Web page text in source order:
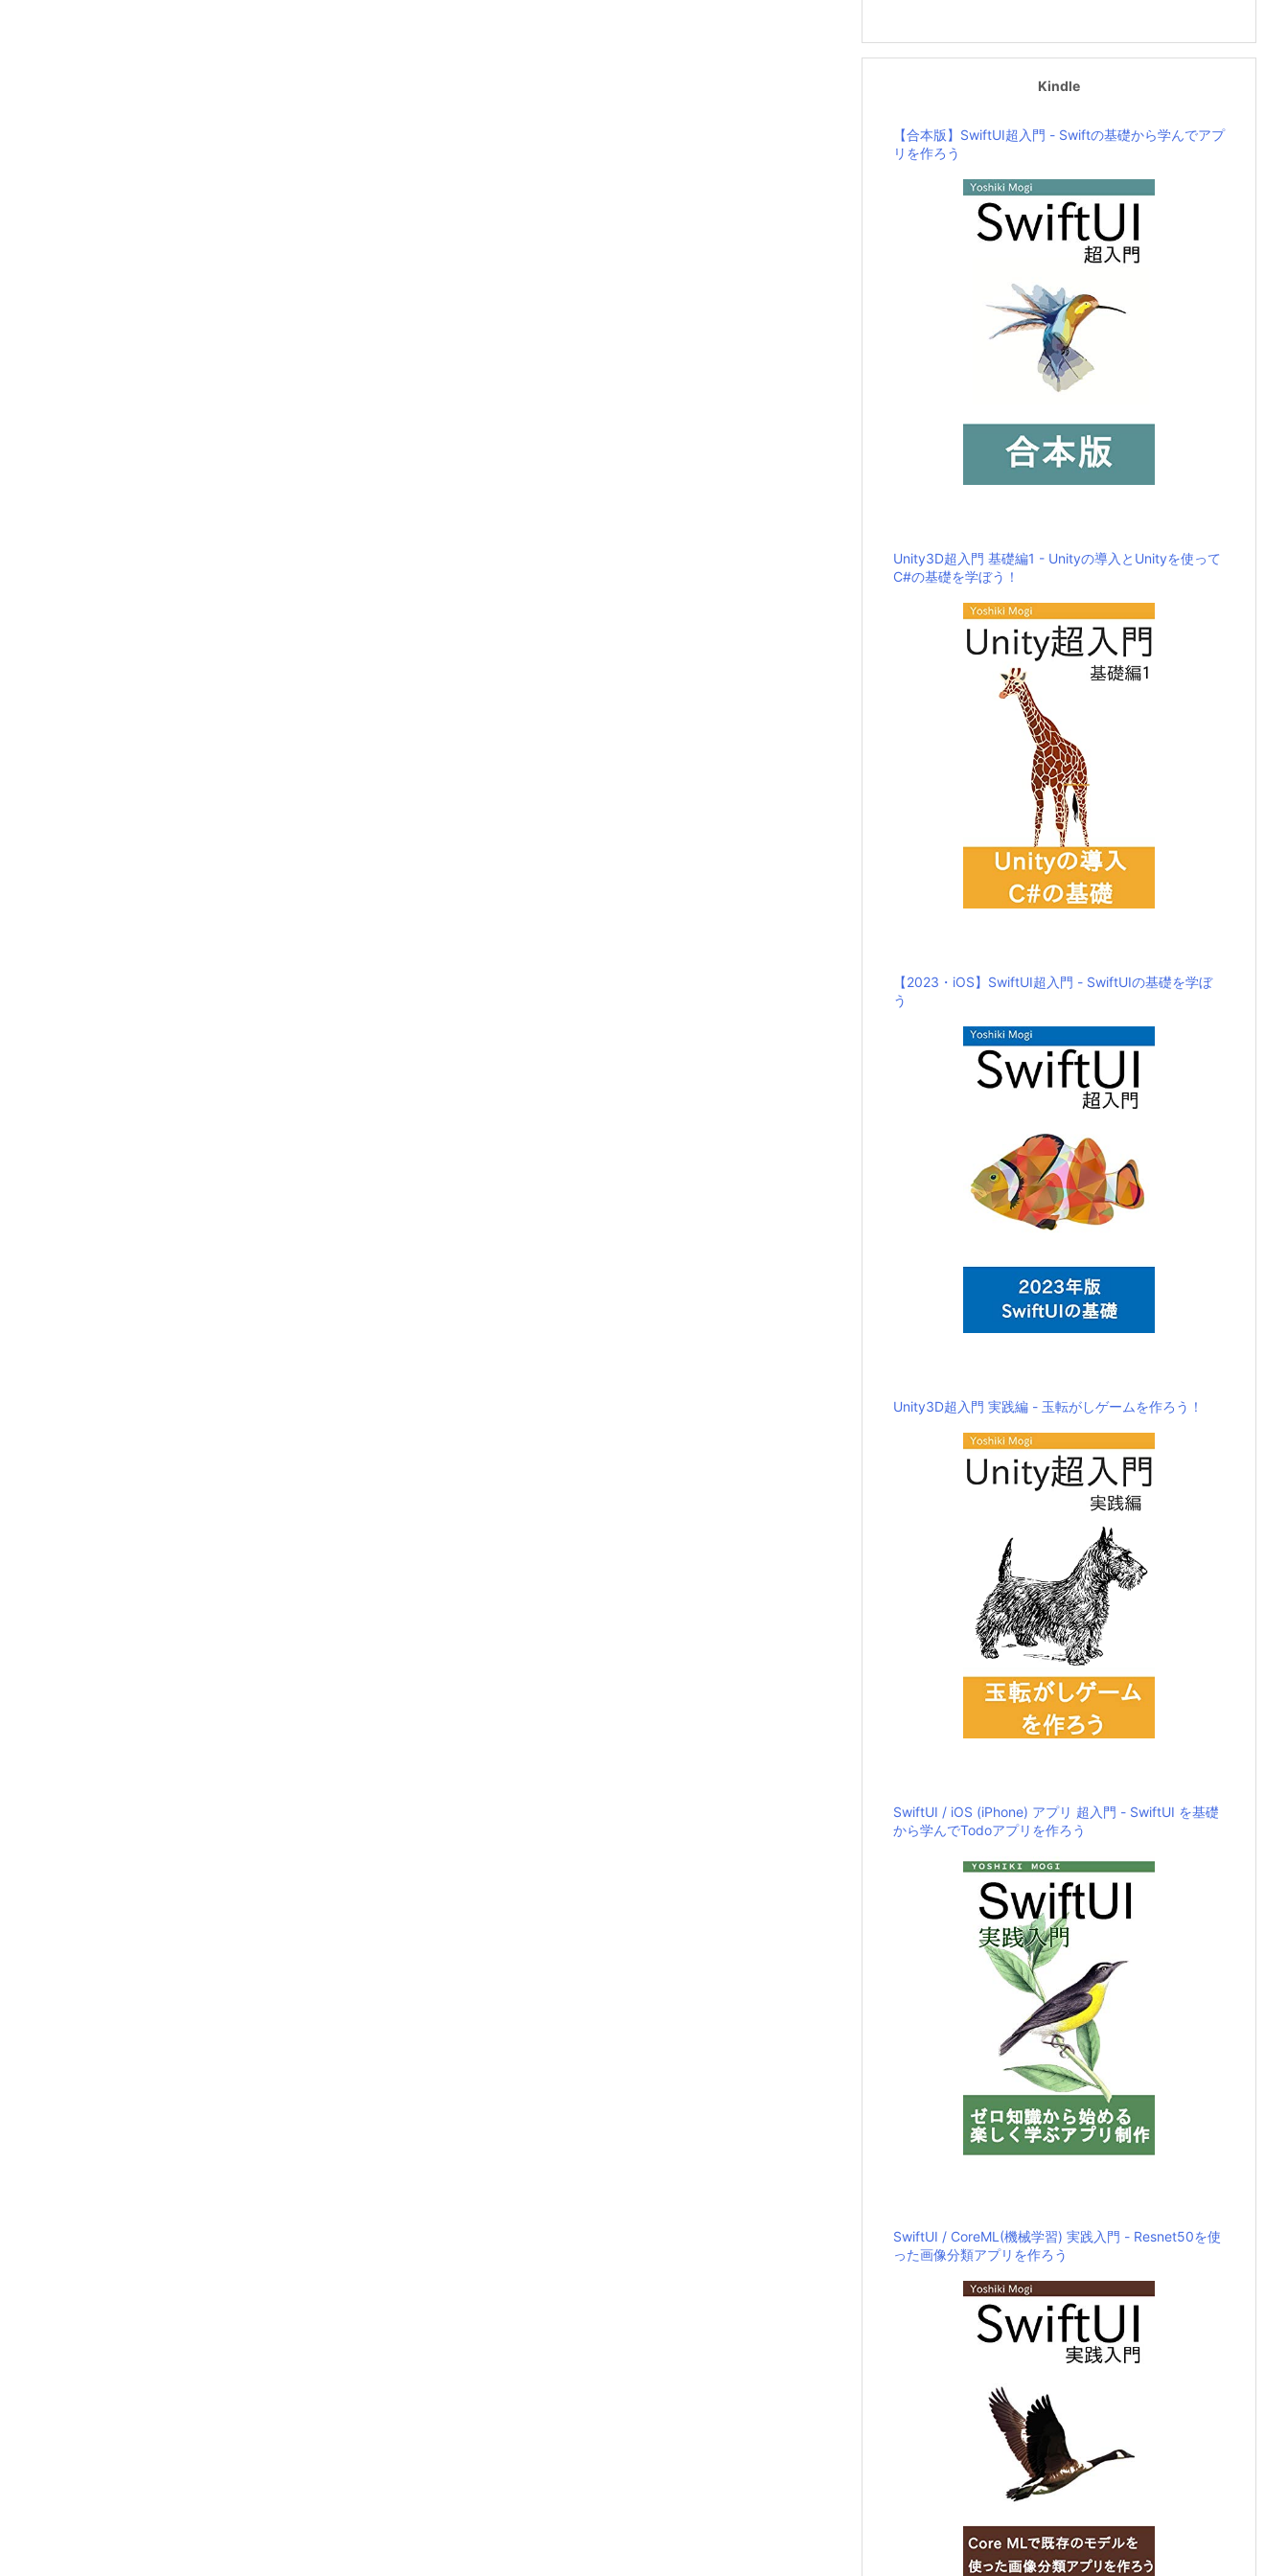
Kindle
【合本版】SwiftUI超入門 - Swiftの基礎から学んでアプ
リを作ろう
Unity3D超入門 基礎編1 - Unityの導入とUnityを使って
C#の基礎を学ぼう！
【2023・iOS】SwiftUI超入門 - SwiftUIの基礎を学ぼ
う
Unity3D超入門 実践編 - 玉転がしゲームを作ろう！
SwiftUI / iOS (iPhone) アプリ 超入門 - SwiftUI を基礎
から学んでTodoアプリを作ろう
SwiftUI / CoreML(機械学習) 実践入門 - Resnet50を使
った画像分類アプリを作ろう